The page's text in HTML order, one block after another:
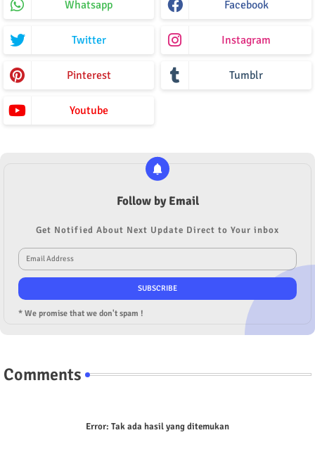
Whatsapp Facebook
Twitter Instagram
Pinterest Tumblr
Youtube
Follow by Email
Get Notified About Next Update Direct to Your inbox
* We promise that we don't spam !
Comments
Error: Tak ada hasil yang ditemukan